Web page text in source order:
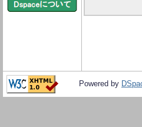
Powered by